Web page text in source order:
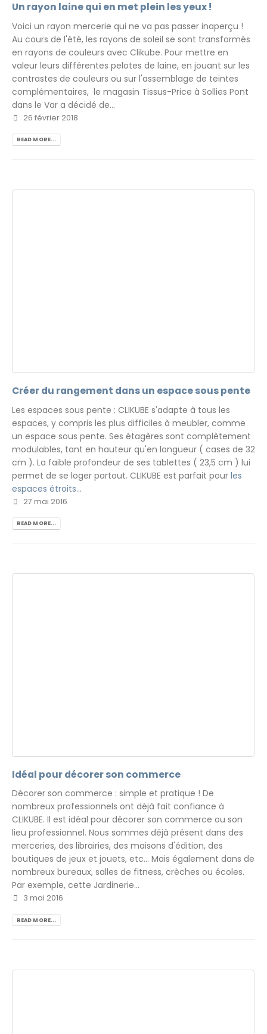
Un rayon laine qui en met plein les yeux !
Voici un rayon mercerie qui ne va pas passer inaperçu !
Au cours de l'été, les rayons de soleil se sont transformés
en rayons de couleurs avec Clikube. Pour mettre en
valeur leurs différentes pelotes de laine, en jouant sur les
contrastes de couleurs ou sur l'assemblage de teintes
complémentaires, le magasin Tissus-Price à Sollies Pont
dans le Var a décidé de...
26 février 2018
READ MORE...
Créer du rangement dans un espace sous pente
Les espaces sous pente : CLIKUBE s'adapte à tous les
espaces, y compris les plus difficiles à meubler, comme
un espace sous pente. Ses étagères sont complètement
modulables, tant en hauteur qu'en longueur ( cases de 32
cm ). La faible profondeur de ses tablettes ( 23,5 cm ) lui
permet de se loger partout. CLIKUBE est parfait pour les
espaces étroits...
27 mai 2016
READ MORE...
Idéal pour décorer son commerce
Décorer son commerce : simple et pratique ! De
nombreux professionnels ont déjà fait confiance à
CLIKUBE. Il est idéal pour décorer son commerce ou son
lieu professionnel. Nous sommes déjà présent dans des
merceries, des librairies, des maisons d'édition, des
boutiques de jeux et jouets, etc... Mais également dans de
nombreux bureaux, salles de fitness, crèches ou écoles.
Par exemple, cette Jardinerie...
3 mai 2016
READ MORE...